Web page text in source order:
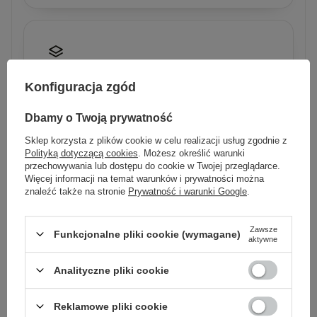
Transfer danych
synchronizacja plików i kopia zapasowa po jednym
przewodzie.
iPhone 15/16, Samsung Galaxy, iPad, MacBook,
konsole, jeden kabel do wszystkich urządzeń USB-
C.
Konfiguracja zgód
Dbamy o Twoją prywatność
Sklep korzysta z plików cookie w celu realizacji usług zgodnie z
Polityką dotyczącą cookies . Możesz określić warunki
przechowywania lub dostępu do cookie w Twojej przeglądarce.
Więcej informacji na temat warunków i prywatności można
znaleźć także na stronie Prywatność i warunki Google
Funkcjonalne pliki cookie (wymagane)
Zawsze
aktywne
Analityczne pliki cookie
Reklamowe pliki cookie